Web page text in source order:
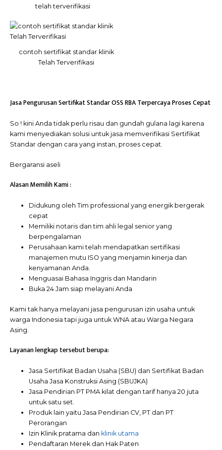
telah terverifikasi
contoh sertifikat standar klinik
Telah Terverifikasi
Jasa Pengurusan Sertifikat Standar OSS RBA Terpercaya Proses Cepat
So ! kini Anda tidak perlu risau dan gundah gulana lagi karena
kami menyediakan solusi untuk jasa memverifikasi Sertifikat
Standar dengan cara yang instan, proses cepat.
Bergaransi aseli
Alasan Memilih Kami :
Didukung oleh Tim professional yang energik bergerak
cepat
Memiliki notaris dan tim ahli legal senior yang
berpengalaman
Perusahaan kami telah mendapatkan sertifikasi
manajemen mutu ISO yang menjamin kinerja dan
kenyamanan Anda.
Menguasai Bahasa Inggris dan Mandarin
Buka 24 Jam siap melayani Anda
Kami tak hanya melayani jasa pengurusan izin usaha untuk
warga Indonesia tapi juga untuk WNA atau Warga Negara
Asing.
Layanan lengkap tersebut berupa:
Jasa Sertifikat Badan Usaha (SBU) dan Sertifikat Badan
Usaha Jasa Konstruksi Asing (SBUJKA)
Jasa Pendirian PT PMA kilat dengan tarif hanya 20 juta
untuk satu set.
Produk lain yaitu Jasa Pendirian CV, PT dan PT
Perorangan
Izin Klinik pratama dan klinik utama
Pendaftaran Merek dan Hak Paten